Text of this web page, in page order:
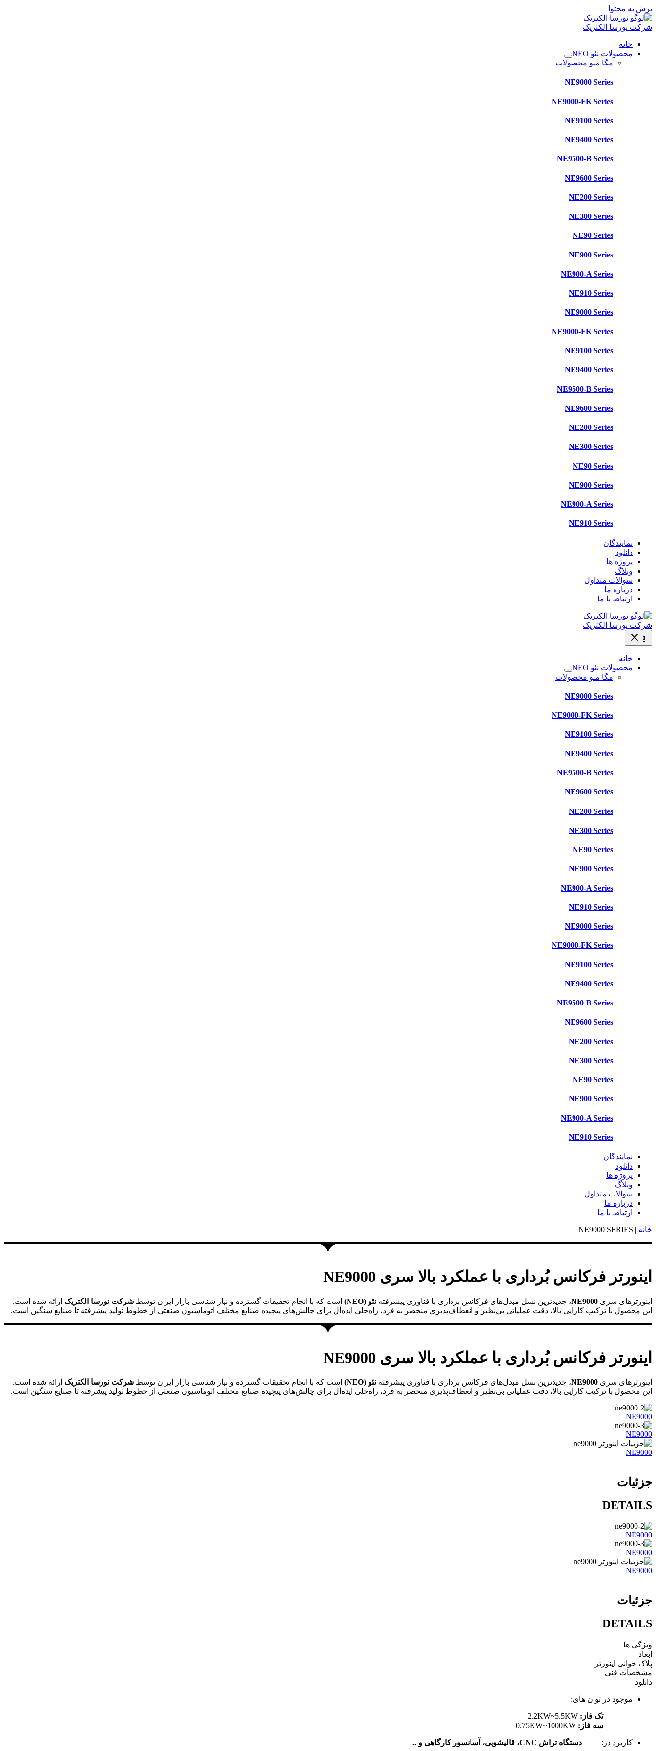
پرش به محتوا
شرکت نورسا الکتریک
خانه
محصولات نئو NEO
مگا منو محصولات
NE9000 Series
NE9000-FK Series
NE9100 Series
NE9400 Series
NE9500-B Series
NE9600 Series
NE200 Series
NE300 Series
NE90 Series
NE900 Series
NE900-A Series
NE910 Series
NE9000 Series
NE9000-FK Series
NE9100 Series
NE9400 Series
NE9500-B Series
NE9600 Series
NE200 Series
NE300 Series
NE90 Series
NE900 Series
NE900-A Series
NE910 Series
نمایندگان
دانلود
پروژه ها
وبلاگ
سوالات متداول
درباره ما
ارتباط با ما
شرکت نورسا الکتریک
خانه
محصولات نئو NEO
مگا منو محصولات
NE9000 Series
NE9000-FK Series
NE9100 Series
NE9400 Series
NE9500-B Series
NE9600 Series
NE200 Series
NE300 Series
NE90 Series
NE900 Series
NE900-A Series
NE910 Series
NE9000 Series
NE9000-FK Series
NE9100 Series
NE9400 Series
NE9500-B Series
NE9600 Series
NE200 Series
NE300 Series
NE90 Series
NE900 Series
NE900-A Series
NE910 Series
نمایندگان
دانلود
پروژه ها
وبلاگ
سوالات متداول
درباره ما
ارتباط با ما
خانه |
NE9000 SERIES
اینورتر فرکانس بُرداری با عملکرد بالا سری NE9000
اینورترهای سری NE9000، جدیدترین نسل مبدل‌های فرکانس برداری با فناوری پیشرفته نئو (NEO) است که با انجام تحقیقات گسترده و نیاز شناسی بازار ایران توسط شرکت نورسا الکتریک ارائه شده است.
این محصول با ترکیب کارایی بالا، دقت عملیاتی بی‌نظیر و انعطاف‌پذیری منحصر به فرد، راه‌حلی ایده‌آل برای چالش‌های پیچیده صنایع مختلف اتوماسیون صنعتی از خطوط تولید پیشرفته تا صنایع سنگین است.
اینورتر فرکانس بُرداری با عملکرد بالا سری NE9000
اینورترهای سری NE9000، جدیدترین نسل مبدل‌های فرکانس برداری با فناوری پیشرفته نئو (NEO) است که با انجام تحقیقات گسترده و نیاز شناسی بازار ایران توسط شرکت نورسا الکتریک ارائه شده است.
این محصول با ترکیب کارایی بالا، دقت عملیاتی بی‌نظیر و انعطاف‌پذیری منحصر به فرد، راه‌حلی ایده‌آل برای چالش‌های پیچیده صنایع مختلف اتوماسیون صنعتی از خطوط تولید پیشرفته تا صنایع سنگین است.
NE9000
NE9000
NE9000
جزئیات
DETAILS
NE9000
NE9000
NE9000
جزئیات
DETAILS
ویژگی ها
ابعاد
پلاک خوانی اینورتر
مشخصات فنی
دانلود
موجود در توان های:
تک فاز:
سه فاز:
کاربرد در: دستگاه تراش CNC، قالیشویی، آسانسور کارگاهی و ..